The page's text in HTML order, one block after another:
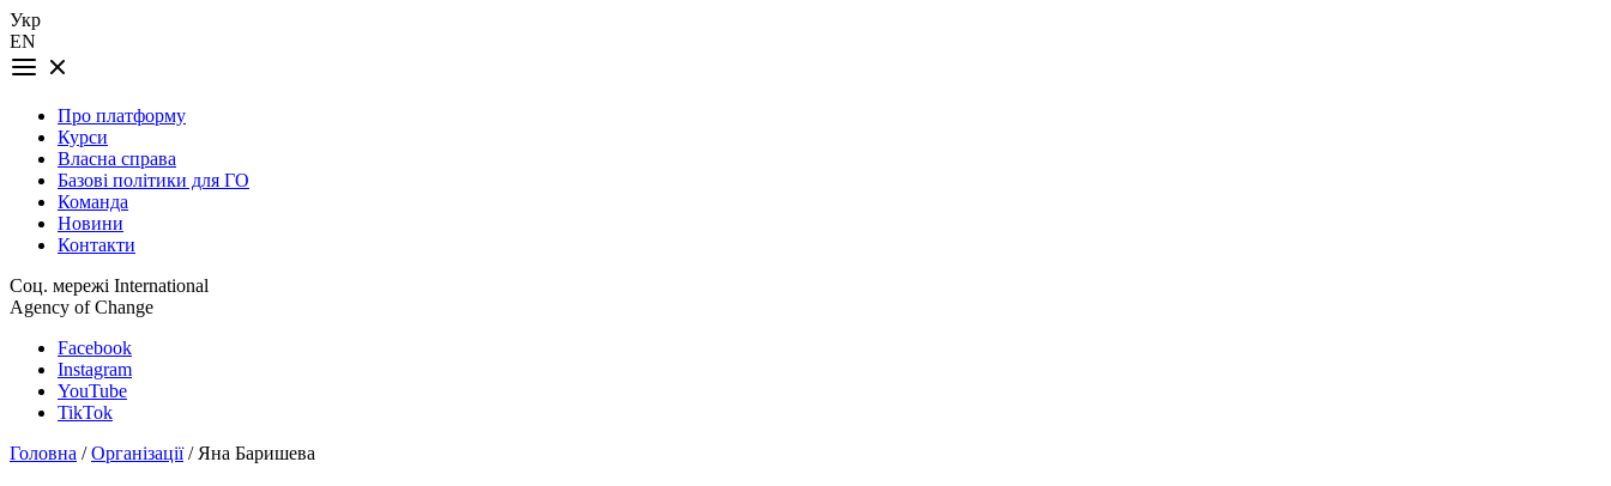
Укр
EN
Про платформу
Курси
Власна справа
Базові політики для ГО
Команда
Новини
Контакти
Соц. мережі International
Agency of Change
Facebook
Instagram
YouTube
TikTok
Головна /Організації/ Яна Баришева